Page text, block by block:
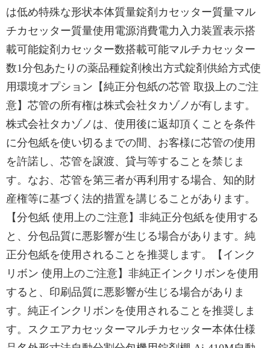
は低め特殊な形状本体質量錠剤カセッター質量マル
チカセッター質量使用電源消費電力入力装置表示搭
載可能錠剤カセッター数搭載可能マルチカセッター
数1分包あたりの薬品種錠剤検出方式錠剤供給方式使
用環境オプション【純正分包紙の芯管 取扱上のご注
意】芯管の所有権は株式会社タカゾノが有します。
株式会社タカゾノは、使用後に返却頂くことを条件
に分包紙を使い切るまでの間、お客様に芯管の使用
を許諾し、芯管を譲渡、貸与等することを禁じま
す。なお、芯管を第三者が再利用する場合、知的財
産権等に基づく法的措置を講じることがあります。
【分包紙 使用上のご注意】非純正分包紙を使用する
と、分包品質に悪影響が生じる場合があります。純
正分包紙を使用されることを推奨します。【インク
リボン 使用上のご注意】非純正インクリボンを使用
すると、印刷品質に悪影響が生じる場合がありま
す。純正インクリボンを使用されることを推奨しま
す。スクエアカセッターマルチカセッター本体仕様